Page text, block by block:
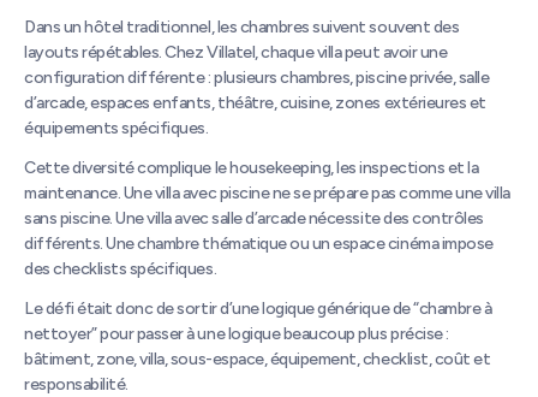
Dans un hôtel traditionnel, les chambres suivent souvent des
layouts répétables. Chez Villatel, chaque villa peut avoir une
configuration différente : plusieurs chambres, piscine privée, salle
d’arcade, espaces enfants, théâtre, cuisine, zones extérieures et
équipements spécifiques.
Cette diversité complique le housekeeping, les inspections et la
maintenance. Une villa avec piscine ne se prépare pas comme une villa
sans piscine. Une villa avec salle d’arcade nécessite des contrôles
différents. Une chambre thématique ou un espace cinéma impose
des checklists spécifiques.
Le défi était donc de sortir d’une logique générique de “chambre à
nettoyer” pour passer à une logique beaucoup plus précise :
bâtiment, zone, villa, sous-espace, équipement, checklist, coût et
responsabilité.